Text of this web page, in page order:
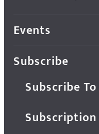
Events
Subscribe
Subscribe